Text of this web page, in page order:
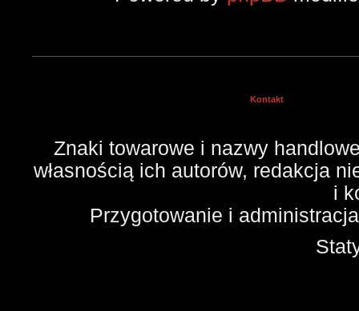
Kontakt
Znaki towarowe i nazwy
własnością ich autorów, redakcja
i
Przygotowanie i